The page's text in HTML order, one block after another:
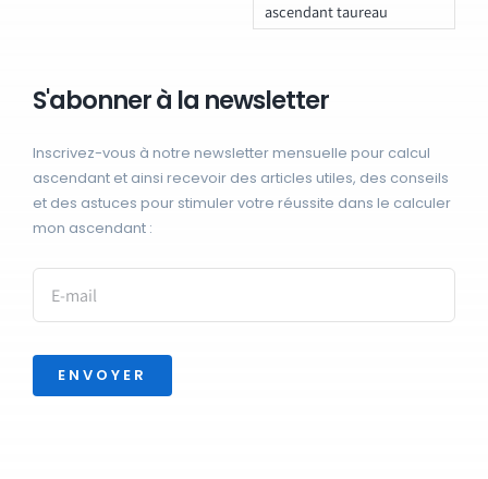
ascendant taureau
S'abonner à la newsletter
Inscrivez-vous à notre newsletter mensuelle pour calcul
ascendant et ainsi recevoir des articles utiles, des conseils
et des astuces pour stimuler votre réussite dans le calculer
mon ascendant :
ENVOYER